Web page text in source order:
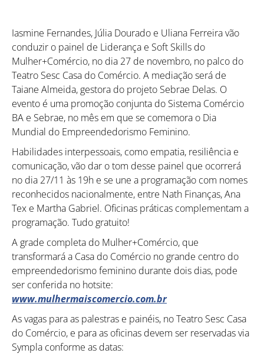
Iasmine Fernandes, Júlia Dourado e Uliana Ferreira vão
conduzir o painel de Liderança e Soft Skills do
Mulher+Comércio, no dia 27 de novembro, no palco do
Teatro Sesc Casa do Comércio. A mediação será de
Taiane Almeida, gestora do projeto Sebrae Delas. O
evento é uma promoção conjunta do Sistema Comércio
BA e Sebrae, no mês em que se comemora o Dia
Mundial do Empreendedorismo Feminino.
Habilidades interpessoais, como empatia, resiliência e
comunicação, vão dar o tom desse painel que ocorrerá
no dia 27/11 às 19h e se une a programação com nomes
reconhecidos nacionalmente, entre Nath Finanças, Ana
Tex e Martha Gabriel. Oficinas práticas complementam a
programação. Tudo gratuito!
A grade completa do Mulher+Comércio, que
transformará a Casa do Comércio no grande centro do
empreendedorismo feminino durante dois dias, pode
ser conferida no hotsite:
www.mulhermaiscomercio.com.br
As vagas para as palestras e painéis, no Teatro Sesc Casa
do Comércio, e para as oficinas devem ser reservadas via
Sympla conforme as datas: